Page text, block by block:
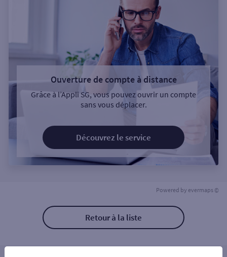
Ouverture de compte à distance
Grâce à l’Appli SG, vous pouvez ouvrir un compte
sans vous déplacer.
Découvrez le service
Powered by evermaps ©
Retour à la liste